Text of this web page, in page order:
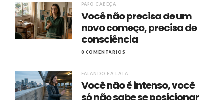
PAPO CABEÇA
Você não precisa de um
novo começo, precisa de
consciência
0 COMENTÁRIOS
FALANDO NA LATA
Você não é intenso, você
só não sabe se posicionar